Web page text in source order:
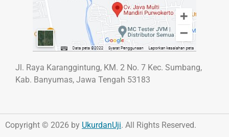
Jl. Raya Karanggintung, KM. 2 No. 7 Kec. Sumbang,
Kab. Banyumas, Jawa Tengah 53183
Copyright © 2026 by UkurdanUji. All Rights Reserved.